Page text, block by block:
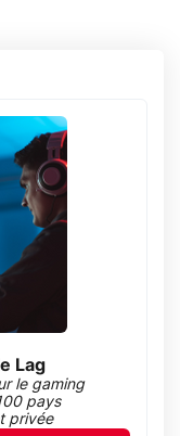
Lag
le gaming
pays
privée